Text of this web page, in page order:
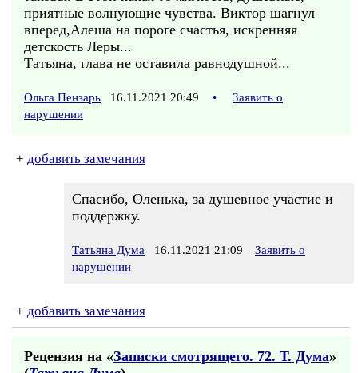
приятные волнующие чувства. Виктор шагнул
вперед,Алеша на пороге счастья, искренняя
детскость Леры...
Татьяна, глава не оставила равнодушной...
Ольга Пензарь 16.11.2021 20:49 •
Заявить о
нарушении
+ добавить замечания
Спасибо, Оленька, за душевное участие и
поддержку.
Татьяна Дума 16.11.2021 21:09
Заявить о
нарушении
+ добавить замечания
Рецензия на «Записки смотрящего. 72. Т. Дума»